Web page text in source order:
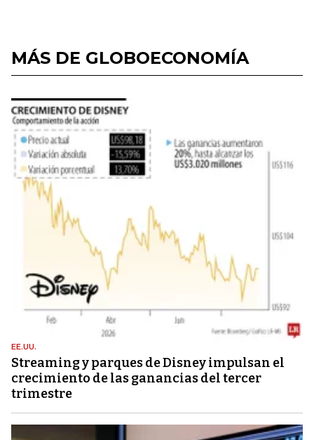
MÁS DE GLOBOECONOMÍA
EE.UU.
Streaming y parques de Disney impulsan el
crecimiento de las ganancias del tercer
trimestre